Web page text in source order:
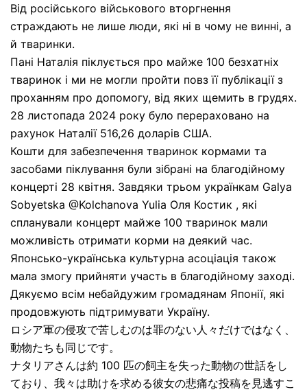
Від російського військового вторгнення
страждають не лише люди, які ні в чому не винні, а
й тваринки.
Пані Наталія піклується про майже 100 безхатніх
тваринок і ми не могли пройти повз її публікації з
проханням про допомогу, від яких щемить в грудях.
28 листопада 2024 року було перераховано на
рахунок Наталії 516,26 доларів США.
Кошти для забезпечення тваринок кормами та
засобами піклування були зібрані на благодійному
концерті 28 квітня. Завдяки трьом українкам Galya
Sobyetska @Kolchanova Yulia Оля Костик , які
спланували концерт майже 100 тваринок мали
можливість отримати корми на деякий час.
Японсько-українська культурна асоціація також
мала змогу прийняти участь в благодійному заході.
Дякуємо всім небайдужим громадянам Японії, які
продовжують підтримувати Україну.
ロシア軍の侵攻で苦しむのは罪のない人々だけではなく、
動物たちも同じです。
ナタリアさんは約 100 匹の飼主を失った動物の世話をし
ており、我々は助けを求める彼女の悲痛な投稿を見逃すこ